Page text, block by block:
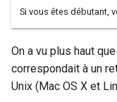
Si vous êtes débutant,
On a vu plus haut
correspondait à un
Unix (Mac OS X et